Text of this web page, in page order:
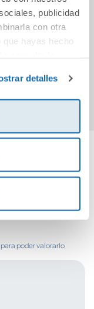
publicidad
con otra
hayas hecho
detalles
poder valorarlo